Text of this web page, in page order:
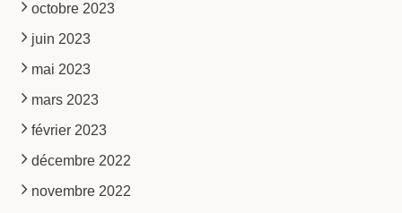
octobre 2023
juin 2023
mai 2023
mars 2023
février 2023
décembre 2022
novembre 2022